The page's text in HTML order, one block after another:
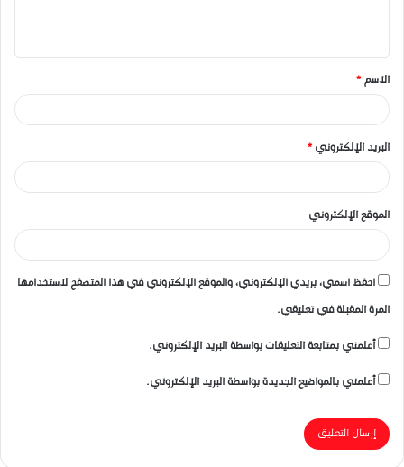
ق
*
الاسم *
البريد الإلكتروني *
الموقع الإلكتروني
احفظ اسمي، بريدي الإلكتروني، والموقع الإلكتروني في هذا المتصفح لاستخدامها
المرة المقبلة في تعليقي.
أعلمني بمتابعة التعليقات بواسطة البريد الإلكتروني.
أعلمني بالمواضيع الجديدة بواسطة البريد الإلكتروني.